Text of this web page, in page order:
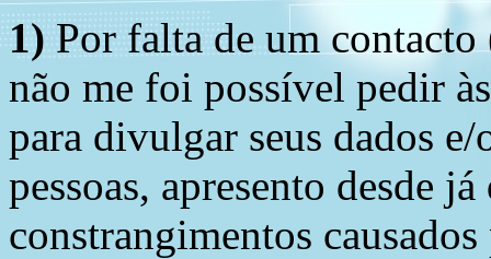
1) Por falta de um
não me foi possível pedir
para divulgar seus dados
pessoas, apresento desde
constrangimentos